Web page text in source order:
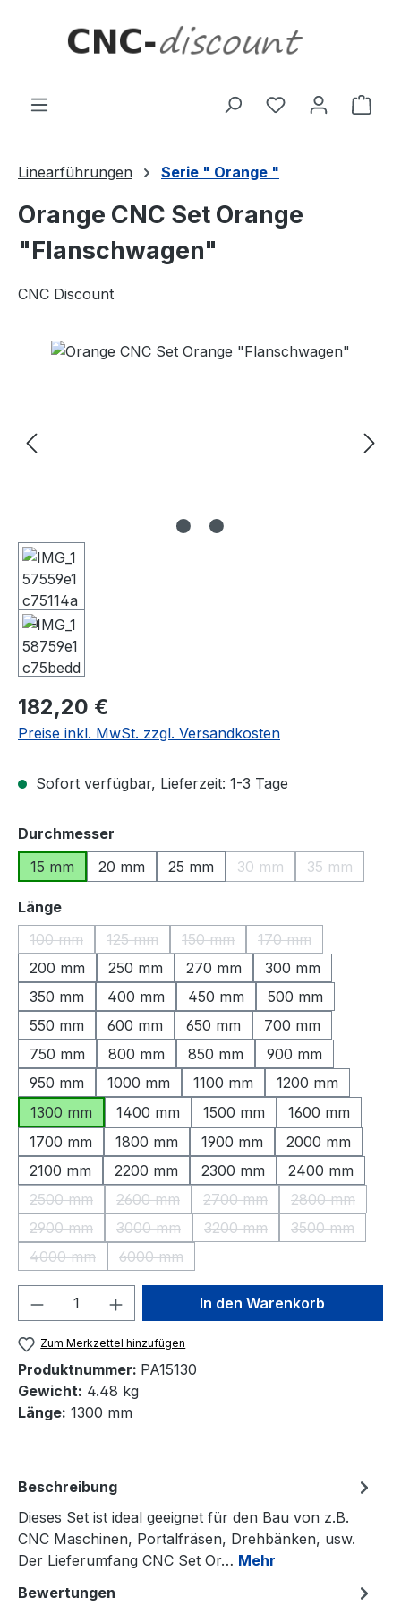
Linearführungen Serie " Orange "
Orange CNC Set Orange
"Flanschwagen"
CNC Discount
Bildergalerie überspringen
Regulärer Preis:
182,20 €
Preise inkl. MwSt. zzgl. Versandkosten
Sofort verfügbar, Lieferzeit: 1-3 Tage
Durchmesser
15 mm
20 mm 25 mm 30 mm
(Diese Option ist
35 mm
(Diese
Längeauswählen
100 mm
(Diese Option ist zurzeit nicht verfügbar.)
125 mm
(Diese Option ist zurzeit nicht verfügbar.)
150 mm
(Diese Option ist zurzeit nicht
170 mm
(Diese Option ist
200 mm 250 mm 270 mm
300 mm
350 mm
400 mm 450 mm
500 mm
550 mm
600 mm 650 mm
700 mm
750 mm
800 mm 850 mm
900 mm
950 mm
1000 mm 1100 mm
1200 mm
1300 mm
1400 mm 1500 mm
1600 mm
1700 mm
1800 mm 1900 mm
2000 mm
2100 mm
2200 mm 2300 mm
2400 mm
2500 mm
(Diese Option ist zurzeit nicht verfügbar.)
2600 mm
(Diese Option ist zurzeit nicht verfügbar.)
2700 mm
(Diese Option ist zurzeit
2800 mm
(Diese
2900 mm
(Diese Option ist zurzeit nicht verfügbar.)
3000 mm
(Diese Option ist zurzeit nicht verfügbar.)
3200 mm
(Diese Option ist zurzeit
3500 mm
(Diese
4000 mm
(Diese Option ist zurzeit nicht verfügbar.)
6000 mm
(Diese Option ist zurzeit nicht verfügbar.)
Produkt Anzahl: Gib denIn den Warenkorb
Zum Merkzettel hinzufügen
Produktnummer: PA15130
Gewicht: 4.48 kg
Länge: 1300 mm
Beschreibung
Dieses Set ist ideal geeignet für den Bau von z.B.
CNC Maschinen, Portalfräsen, Drehbänken, usw.
Der Lieferumfang CNC Set Or… Mehr
Bewertungen